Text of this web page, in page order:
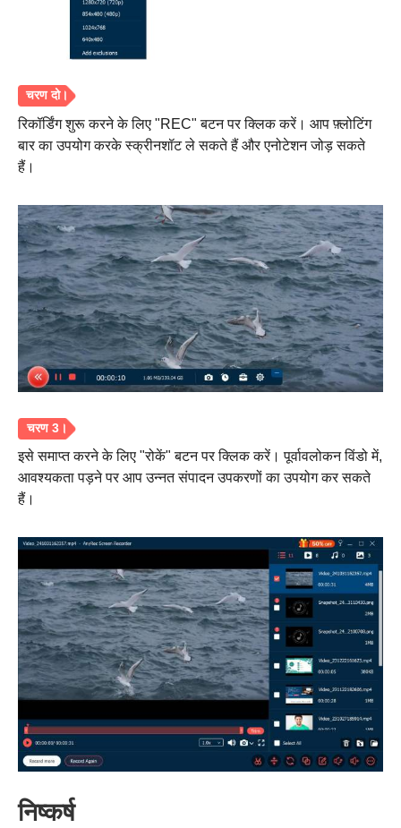
स्टेप 1।
रिकॉर्डिंग शुरू करने के लिए "REC" बटन पर क्लिक करें। आप फ़्लोटिंग
बार का उपयोग करके स्क्रीनशॉट ले सकते हैं और एनोटेशन जोड़ सकते
हैं।
इसे समाप्त करने के लिए "रोकें" बटन पर क्लिक करें। पूर्वावलोकन विंडो में,
आवश्यकता पड़ने पर आप उन्नत संपादन उपकरणों का उपयोग कर सकते
हैं।
निष्कर्ष